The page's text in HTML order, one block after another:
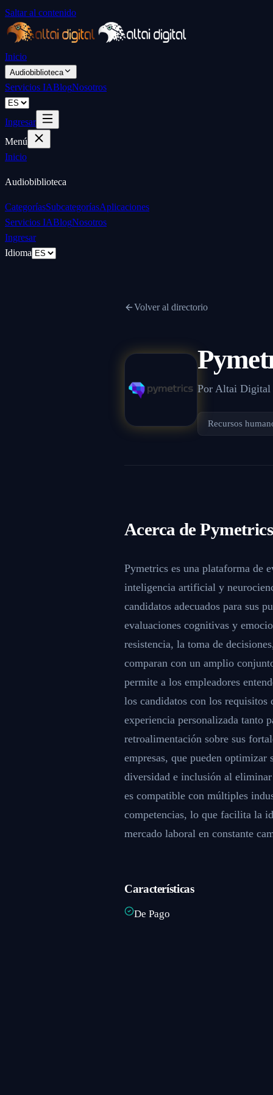
Saltar al contenido
Inicio
Audiobiblioteca
Servicios IABlogNosotros
Ingresar
Menú
Inicio
Audiobiblioteca
CategoríasSubcategoríasAplicaciones
Servicios IABlogNosotros
Ingresar
Idioma
Volver al directorio
Por Altai Digital
Recursos
Acerca de Pymetrics
Pymetrics es una plataforma de
inteligencia artificial y
candidatos adecuados para sus
evaluaciones cognitivas y
resistencia, la toma de
comparan con un amplio
permite a los empleadores
los candidatos con los requisitos
experiencia personalizada tanto
retroalimentación sobre sus
empresas, que pueden
diversidad e inclusión al
es compatible con múltiples
competencias, lo que facilita la
mercado laboral en constante
Características
De Pago